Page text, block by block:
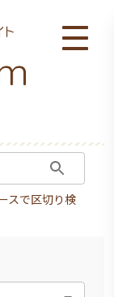
スで区切り検